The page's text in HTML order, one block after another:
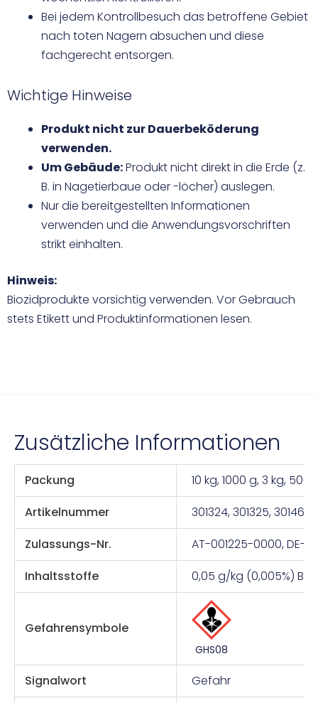
Bei jedem Kontrollbesuch das betroffene Gebiet
nach toten Nagern absuchen und diese
fachgerecht entsorgen.
Wichtige Hinweise
Produkt nicht zur Dauerbeköderung
verwenden.
Um Gebäude:Produkt nicht direkt in die Erde (z.
B. in Nagetierbaue oder -löcher) auslegen.
Nur die bereitgestellten Informationen
verwenden und die Anwendungsvorschriften
strikt einhalten.
Hinweis:
Biozidprodukte vorsichtig verwenden. Vor Gebrauch
stets Etikett und Produktinformationen lesen.
Zusätzliche Informationen
Packung
10 kg, 1000 g, 3 kg, 500
Artikelnummer
301324, 301325, 301461,
Zulassungs-Nr.
AT-001225-0000, DE-
Inhaltsstoffe
0,05 g/kg (0,005%)
Gefahrensymbole
GHS08
Signalwort
Gefahr